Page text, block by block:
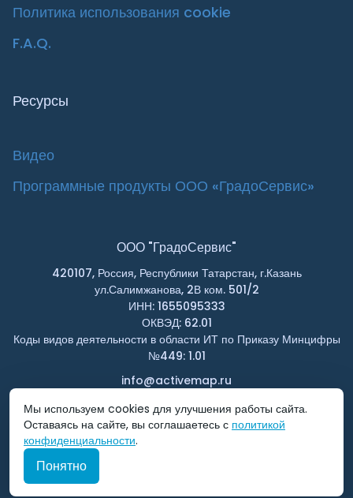
Политика использования cookie
F.A.Q.
Ресурсы
Видео
Программные продукты ООО «ГрадоСервис»
ООО "ГрадоСервис"
420107, Россия, Республики Татарстан, г.Казань
ул.Салимжанова, 2В ком. 501/2
ИНН: 1655095333
ОКВЭД: 62.01
Коды видов деятельности в области ИТ по Приказу Минцифры
№449: 1.01
info@activemap.ru
Мы используем cookies для улучшения работы сайта.
Оставаясь на сайте, вы соглашаетесь с политикой
конфиденциальности.
Понятно